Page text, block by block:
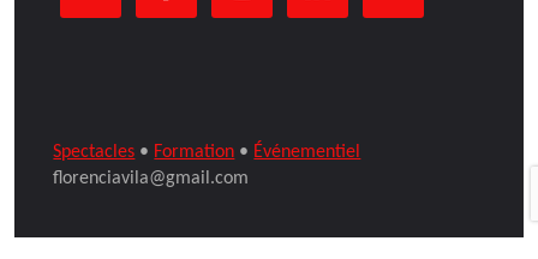
Spectacles • Formation • Événementiel
florenciavila@gmail.com